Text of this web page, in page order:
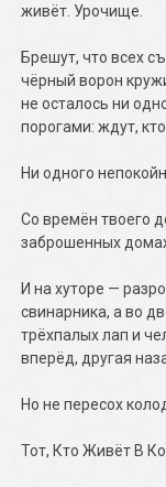
живёт. Урочище.
Брешут, что всех
чёрный ворон
не осталось ни
порогами: ждут,
Ни одного
Со времён твоего
заброшенных
И на хуторе —
свинарника, а во
трёхпалых лап и
вперёд, другая
Но не пересох
Тот, Кто Живёт В